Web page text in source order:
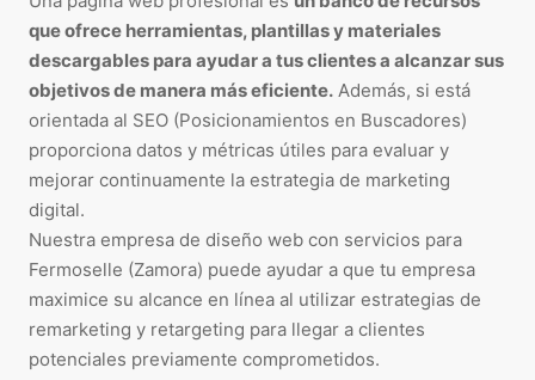
que ofrece herramientas, plantillas y materiales
descargables para ayudar a tus clientes a alcanzar sus
objetivos de manera más eficiente. Además, si está
orientada al SEO (Posicionamientos en Buscadores)
proporciona datos y métricas útiles para evaluar y
mejorar continuamente la estrategia de marketing
digital.
Nuestra empresa de diseño web con servicios para
Fermoselle (Zamora) puede ayudar a que tu empresa
maximice su alcance en línea al utilizar estrategias de
remarketing y retargeting para llegar a clientes
potenciales previamente comprometidos.